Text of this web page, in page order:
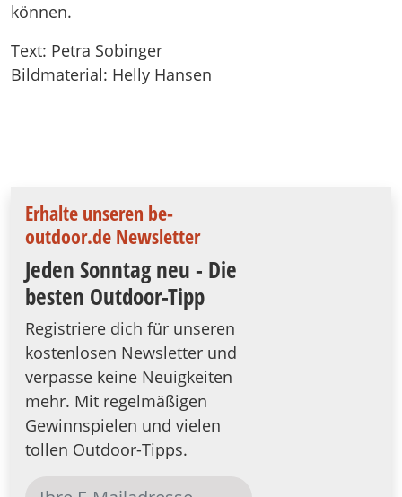
können.
Text: Petra Sobinger
Bildmaterial: Helly Hansen
Erhalte unseren be-
outdoor.de Newsletter
Jeden Sonntag neu - Die
besten Outdoor-Tipp
Registriere dich für unseren
kostenlosen Newsletter und
verpasse keine Neuigkeiten
mehr. Mit regelmäßigen
Gewinnspielen und vielen
tollen Outdoor-Tipps.